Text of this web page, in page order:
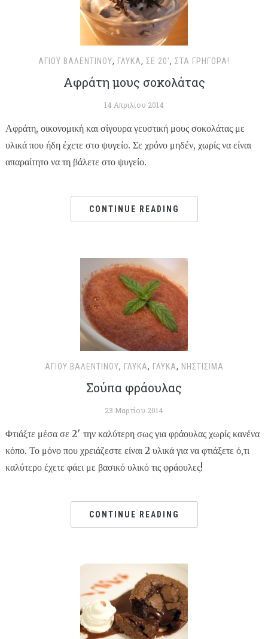
ΑΓΊΟΥ ΒΑΛΕΝΤΊΝΟΥ, ΓΛΥΚΆ, ΣΕ 20', ΣΤΑ ΓΡΉΓΟΡΑ!
Αφράτη μους σοκολάτας
14 Απριλίου 2014
Αφράτη, οικονομική και σίγουρα γευστική μους σοκολάτας με
υλικά που ήδη έχετε στο ψυγείο. Σε χρόνο μηδέν, χωρίς να είναι
απαραίτητο να τη βάλετε στο ψυγείο.
CONTINUE READING
ΑΓΊΟΥ ΒΑΛΕΝΤΊΝΟΥ, ΓΛΥΚΆ, ΓΛΥΚΆ, ΝΗΣΤΊΣΙΜΑ
Σούπα φράουλας
23 Μαρτίου 2014
Φτιάξτε μέσα σε 2′ την καλύτερη σως για φράουλας χωρίς κανένα
κόπο. Το μόνο που χρειάζεστε είναι 2 υλικά για να φτιάξετε ό,τι
καλύτερο έχετε φάει με βασικό υλικό τις φράουλες!
CONTINUE READING